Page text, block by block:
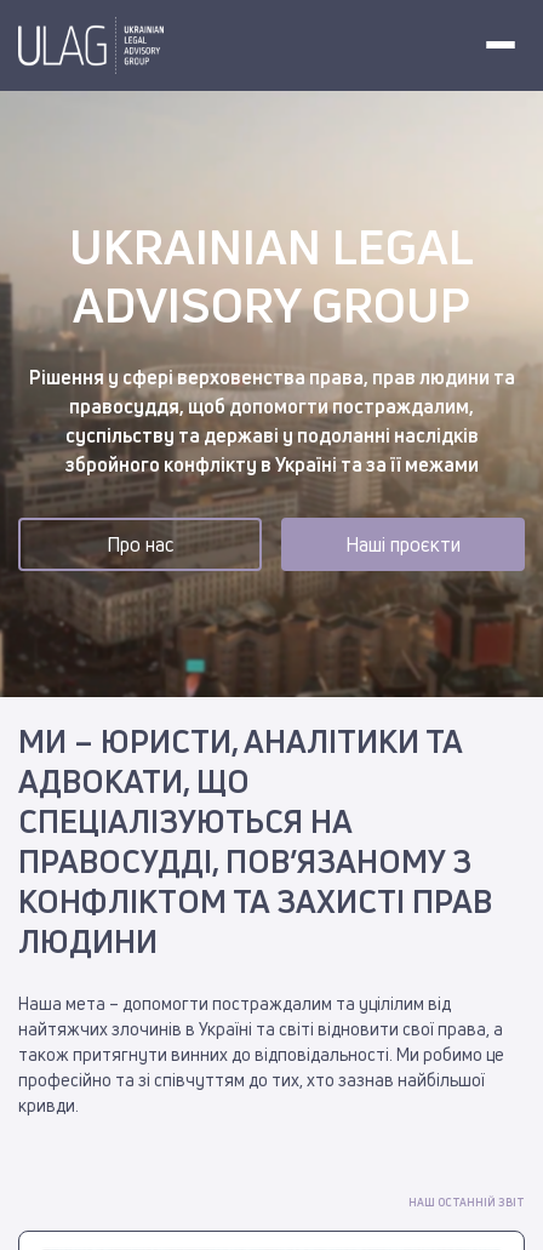
UKRAINIAN LEGAL
ADVISORY GROUP
Рішення у сфері верховенства права, прав людини та
правосуддя, щоб допомогти постраждалим,
суспільству та державі у подоланні наслідків
збройного конфлікту в Україні та за її межами
Про нас Наші проєкти
МИ – ЮРИСТИ, АНАЛІТИКИ ТА
АДВОКАТИ, ЩО
СПЕЦІАЛІЗУЮТЬСЯ НА
ПРАВОСУДДІ, ПОВ’ЯЗАНОМУ З
КОНФЛІКТОМ ТА ЗАХИСТІ ПРАВ
ЛЮДИНИ
Наша мета – допомогти постраждалим та уцілілим від
найтяжчих злочинів в Україні та світі відновити свої права, а
також притягнути винних до відповідальності. Ми робимо це
професійно та зі співчуттям до тих, хто зазнав найбільшої
кривди.
НАШ ОСТАННІЙ ЗВІТ